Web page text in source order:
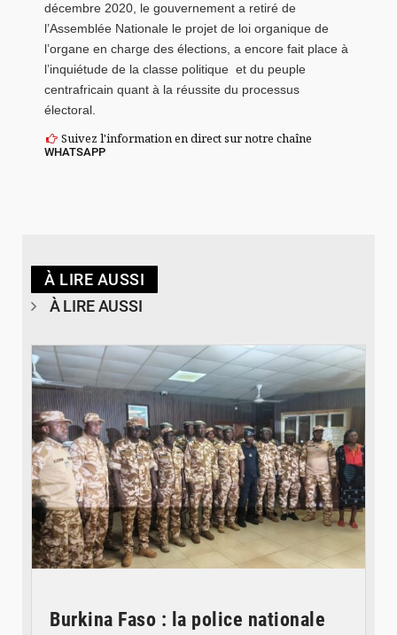
décembre 2020, le gouvernement a retiré de
l’Assemblée Nationale le projet de loi organique de
l’organe en charge des élections, a encore fait place à
l’inquiétude de la classe politique et du peuple
centrafricain quant à la réussite du processus
électoral.
Suivez l'information en direct sur notre chaîne
WHATSAPP
À LIRE AUSSI
À LIRE AUSSI
Burkina Faso : la police nationale